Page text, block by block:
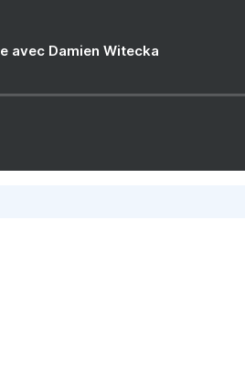
avec Damien Witecka